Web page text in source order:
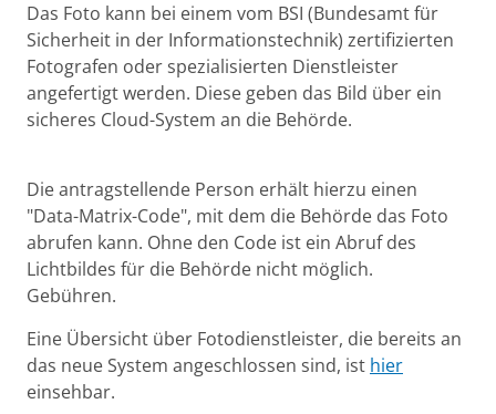
Das Foto kann bei einem vom BSI (Bundesamt für
Sicherheit in der Informationstechnik) zertifizierten
Fotografen oder spezialisierten Dienstleister
angefertigt werden. Diese geben das Bild über ein
sicheres Cloud-System an die Behörde.
Die antragstellende Person erhält hierzu einen
"Data-Matrix-Code", mit dem die Behörde das Foto
abrufen kann. Ohne den Code ist ein Abruf des
Lichtbildes für die Behörde nicht möglich.
Gebühren.
Eine Übersicht über Fotodienstleister, die bereits an
das neue System angeschlossen sind, ist hier
einsehbar.